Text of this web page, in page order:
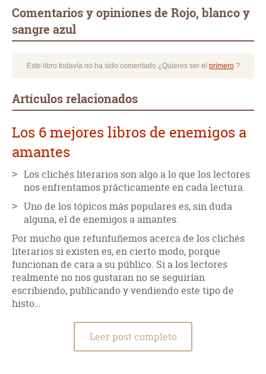
Comentarios y opiniones de Rojo, blanco y
sangre azul
Este libro todavía no ha sido comentado ¿Quieres ser el primero?
Artículos relacionados
Los 6 mejores libros de enemigos a
amantes
Los clichés literarios son algo a lo que los lectores
nos enfrentamos prácticamente en cada lectura.
Uno de los tópicos más populares es, sin duda
alguna, el de enemigos a amantes.
Por mucho que refunfuñemos acerca de los clichés
literarios si existen es, en cierto modo, porque
funcionan de cara a su público. Si a los lectores
realmente no nos gustaran no se seguirían
escribiendo, publicando y vendiendo este tipo de
histo…
Leer post completo